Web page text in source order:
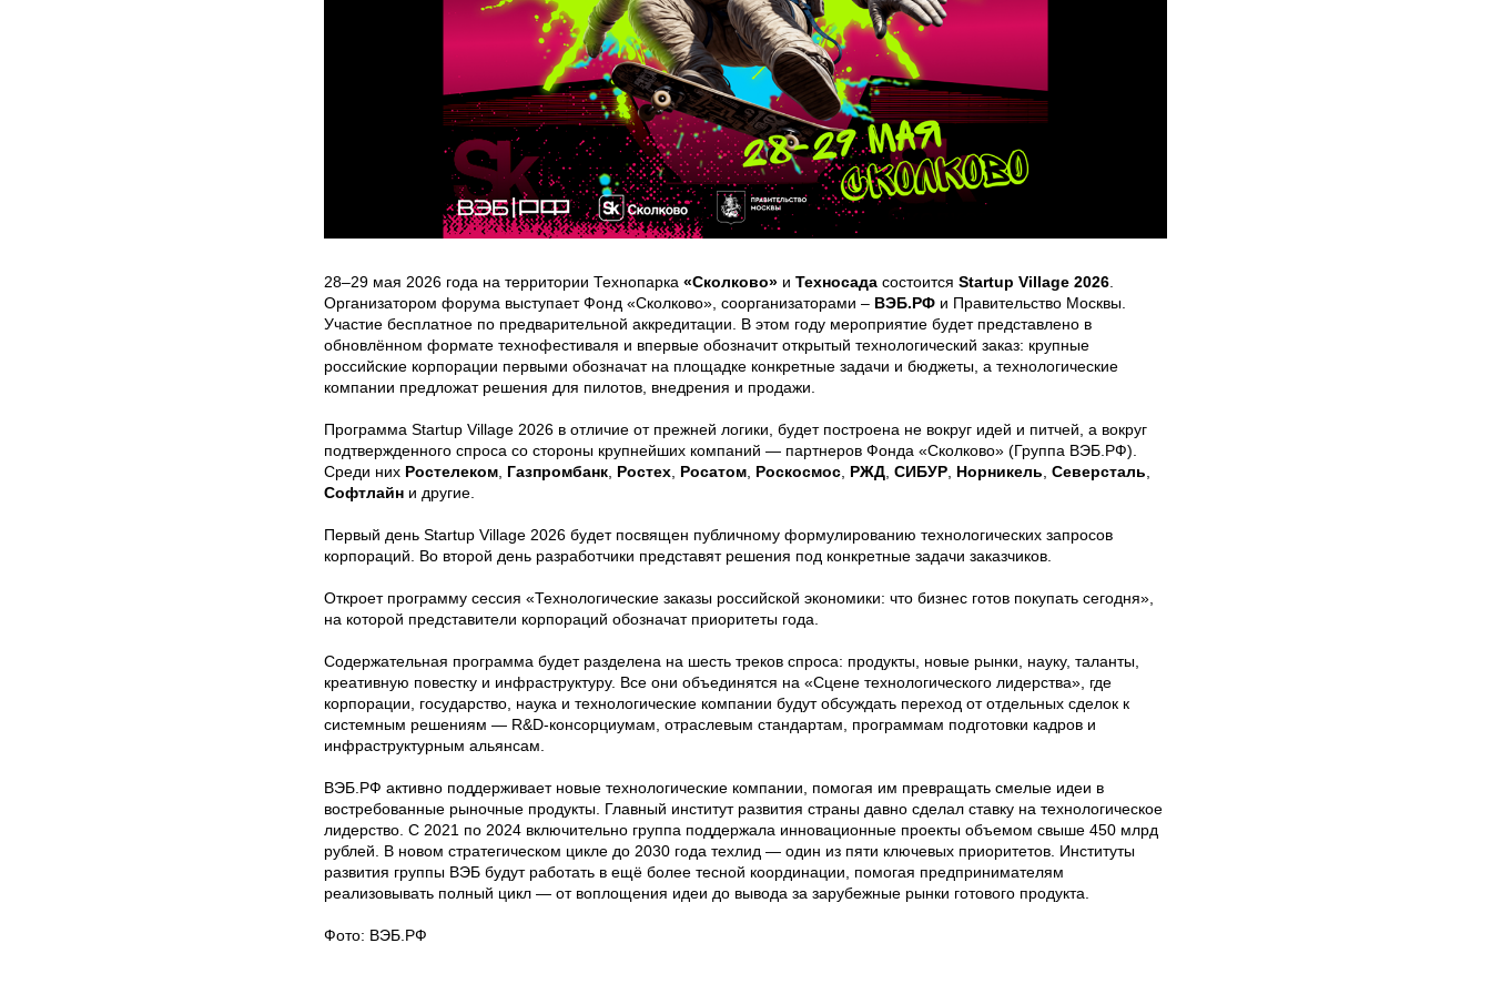
28–29 мая 2026 года на территории Технопарка «Сколково» и Техносада состоится Startup Village 2026
Организатором форума выступает Фонд «Сколково», соорганизаторами – ВЭБ.РФ и Правительство Москвы.
Участие бесплатное по предварительной аккредитации. В этом году мероприятие будет представлено в
обновлённом формате технофестиваля и впервые обозначит открытый технологический заказ: крупные
российские корпорации первыми обозначат на площадке конкретные задачи и бюджеты, а технологические
компании предложат решения для пилотов, внедрения и продажи.
Программа Startup Village 2026 в отличие от прежней логики, будет построена не вокруг идей и питчей, а вокруг
подтвержденного спроса со стороны крупнейших компаний — партнеров Фонда «Сколково» (Группа ВЭБ.РФ).
Среди них Ростелеком Газпромбанк Ростех Росатом Роскосмос РЖД СИБУР Норникель Северсталь
Софтлайн и другие.
Первый день Startup Village 2026 будет посвящен публичному формулированию технологических запросов
корпораций. Во второй день разработчики представят решения под конкретные задачи заказчиков.
Откроет программу сессия «Технологические заказы российской экономики: что бизнес готов покупать сегодня»,
на которой представители корпораций обозначат приоритеты года.
Содержательная программа будет разделена на шесть треков спроса: продукты, новые рынки, науку, таланты,
креативную повестку и инфраструктуру. Все они объединятся на «Сцене технологического лидерства», где
корпорации, государство, наука и технологические компании будут обсуждать переход от отдельных сделок к
системным решениям — R&D-консорциумам, отраслевым стандартам, программам подготовки кадров и
инфраструктурным альянсам.
ВЭБ.РФ активно поддерживает новые технологические компании, помогая им превращать смелые идеи в
востребованные рыночные продукты. Главный институт развития страны давно сделал ставку на технологическое
лидерство. С 2021 по 2024 включительно группа поддержала инновационные проекты объемом свыше 450 млрд
рублей. В новом стратегическом цикле до 2030 года техлид — один из пяти ключевых приоритетов. Институты
развития группы ВЭБ будут работать в ещё более тесной координации, помогая предпринимателям
реализовывать полный цикл — от воплощения идеи до вывода за зарубежные рынки готового продукта.
Фото: ВЭБ.РФ